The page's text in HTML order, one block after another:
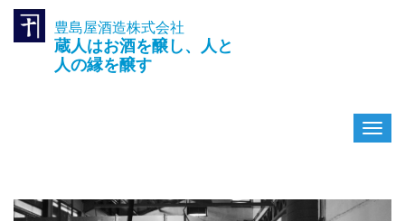
豊島屋酒造株式会社
蔵人はお酒を醸し、人と
人の縁を醸す
ナ